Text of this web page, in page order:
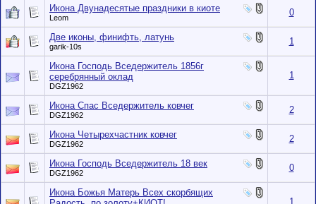
Икона Двунадесятые праздники в киоте
Leom 0
Две иконы, финифть, латунь
garik-10s 1
Икона Господь Вседержитель 1856г
серебрянный оклад
DGZ1962
1
Икона Спас Вседержитель ковчег
DGZ1962 2
Икона Четырехчастник ковчег
DGZ1962 2
Икона Господь Вседержитель 18 век
DGZ1962 0
Икона Божья Матерь Всех скорбящих
1